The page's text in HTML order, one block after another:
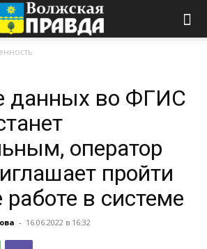
данных во ФГИС
оператор
пройти
работе в системе
- 16.06.2022 в 16:32